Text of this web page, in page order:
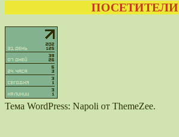
ПОСЕТИТЕЛИ
Тема WordPress: Napoli от ThemeZee.